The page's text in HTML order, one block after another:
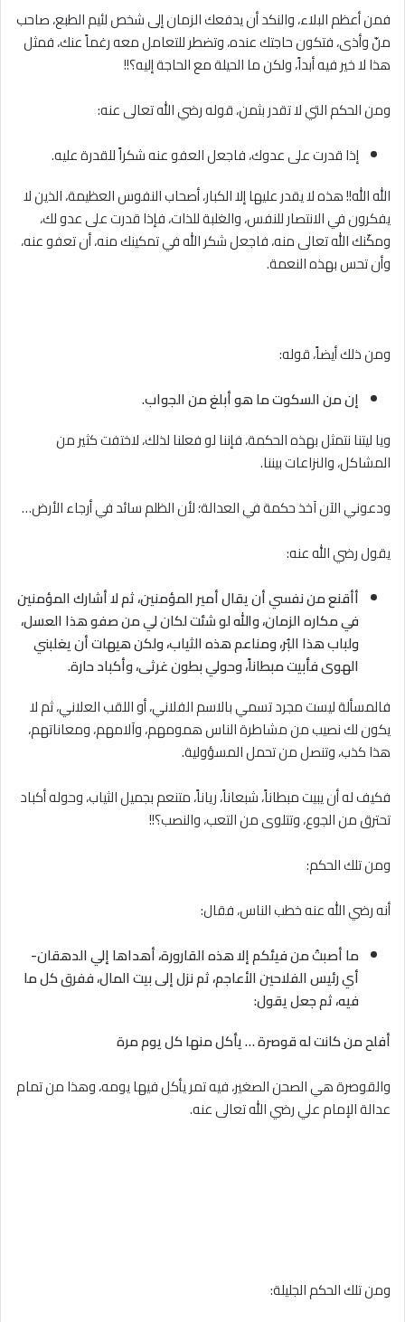
فمن أعظم البلاء، والنكد أن يدفعك الزمان إلى شخص لئيم الطبع، صاحب
منّ وأذى، فتكون حاجتك عنده، وتضطر للتعامل معه رغماً عنك، فمثل
هذا لا خير فيه أبداً، ولكن ما الحيلة مع الحاجة إليه؟!!
ومن الحكم التي لا تقدر بثمن، قوله رضي الله تعالى عنه:
إذا قدرت على عدوك، فاجعل العفو عنه شكراً للقدرة عليه.
الله الله!! هذه لا يقدر عليها إلا الكبار، أصحاب النفوس العظيمة، الذين لا
يفكرون في الانتصار للنفس، والغلبة للذات، فإذا قدرت على عدو لك،
ومكّنك الله تعالى منه، فاجعل شكر الله في تمكينك منه، أن تعفو عنه،
وأن تحس بهذه النعمة.
ومن ذلك أيضاً، قوله:
إن من السكوت ما هو أبلغ من الجواب.
ويا ليتنا نتمثل بهذه الحكمة، فإننا لو فعلنا لذلك، لاختفت كثير من
المشاكل، والنزاعات بيننا.
ودعوني الآن آخذ حكمة في العدالة؛ لأن الظلم سائد في أرجاء الأرض…
يقول رضي الله عنه:
أأقنع من نفسي أن يقال أمير المؤمنين، ثم ﻻ أشارك المؤمنين
في مكاره الزمان، والله لو شئت لكان لي من صفو هذا العسل،
ولباب هذا البُر، ومناعم هذه الثياب، ولكن هيهات أن يغلبني
الهوى فأبيت مبطاناً، وحولي بطون غرثى، وأكباد حارة.
فالمسألة ليست مجرد تسمي بالاسم الفلاني، أو اللقب العلاني، ثم لا
يكون لك نصيب من مشاطرة الناس همومهم، وآلامهم، ومعاناتهم،
هذا كذب، وتنصل من تحمل المسؤولية.
فكيف له أن يبيت مبطاناً، شبعاناً، رياناً، متنعم بجميل الثياب، وحوله أكباد
تحترق من الجوع، وتتلوى من التعب، والنصب؟!!
ومن تلك الحكم:
أنه رضي الله عنه خطب الناس، فقال:
ما أصبتُ من فيئكم إلا هذه القارورة، أهداها إلي الدهقان-
أي رئيس الفلاحين الأعاجم، ثم نزل إلى بيت المال، ففرق كل ما
فيه، ثم جعل يقول:
أفلح من كانت له قوصرة … يأكل منها كل يوم مرة
والقوصرة هي الصحن الصغير، فيه تمر يأكل فيها يومه، وهذا من تمام
عدالة الإمام علي رضي الله تعالى عنه.
ومن تلك الحكم الجليلة: